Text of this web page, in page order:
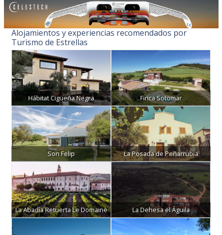
Alojamientos y experiencias recomendados por
Turismo de Estrellas
Hábitat Cigüeña Negra Finca Sotomar
Son Felip La Posada de Peñarrubia
La Abadía Retuerta Le Domaine La Dehesa el Águila